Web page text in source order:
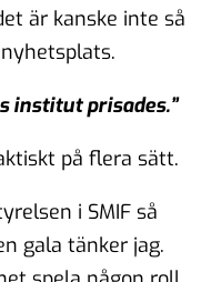
är kanske inte så
institut prisades.”
på flera sätt.
i SMIF så
gala tänker jag.